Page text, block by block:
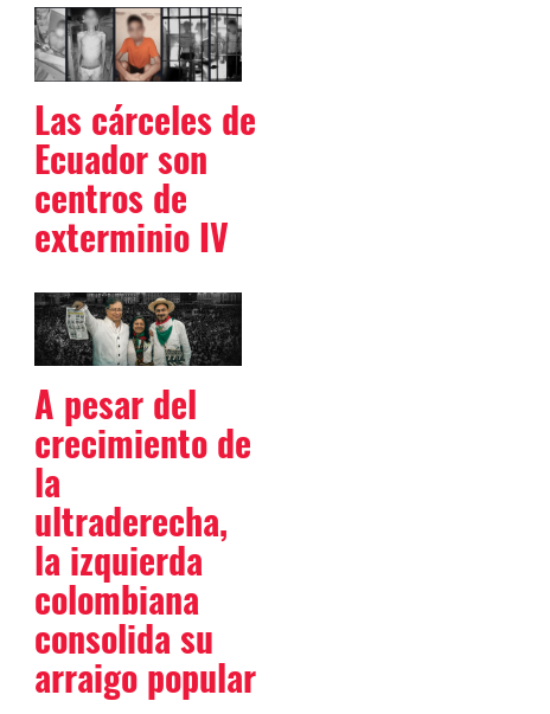
Las cárceles de
Ecuador son
centros de
exterminio IV
A pesar del
crecimiento de
la
ultraderecha,
la izquierda
colombiana
consolida su
arraigo popular